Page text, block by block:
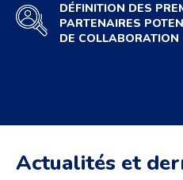
DÉFINITION DES
PARTENAIRES
DE COLLABORATION
Actualités et